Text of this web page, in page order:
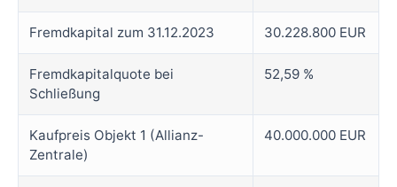
Fremdkapital zum 31.12.2023 30.228.800 EUR
Fremdkapitalquote bei
Schließung
52,59 %
Kaufpreis Objekt 1 (Allianz-
Zentrale)
40.000.000 EUR